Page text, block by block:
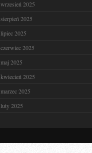
wrzesień 2025
sierpień 2025
lipiec 2025
czerwiec 2025
maj 2025
kwiecień 2025
marzec 2025
luty 2025